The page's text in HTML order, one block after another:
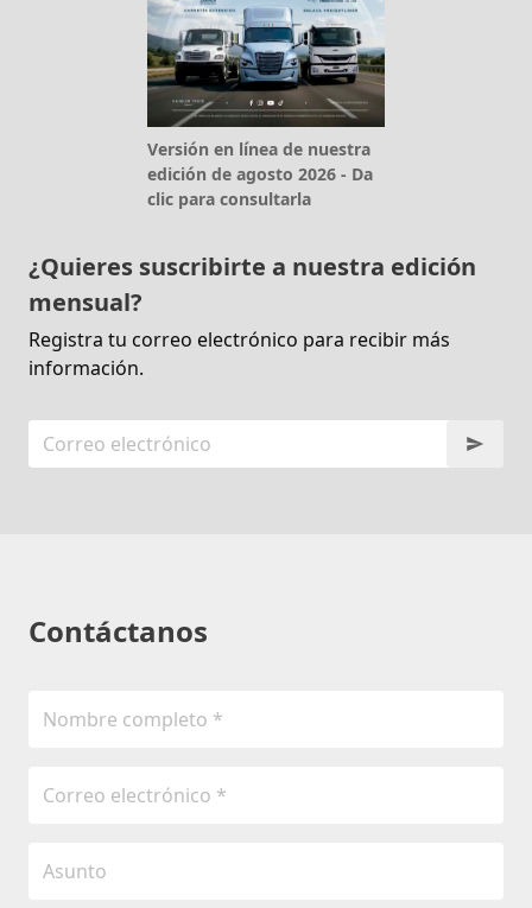
Versión en línea de nuestra
edición de agosto 2026 - Da
clic para consultarla
¿Quieres suscribirte a nuestra edición
mensual?
Registra tu correo electrónico para recibir más
información.
Contáctanos